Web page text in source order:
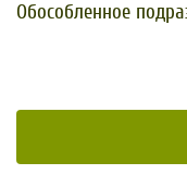
Обособленное